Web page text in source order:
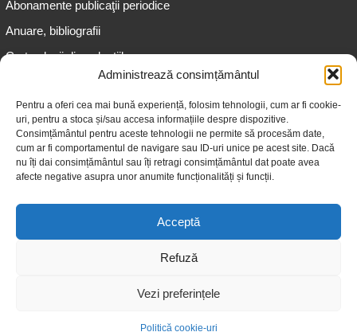
Administrează consimțământul
Pentru a oferi cea mai bună experiență, folosim tehnologii, cum ar fi cookie-
uri, pentru a stoca și/sau accesa informațiile despre dispozitive.
Consimțământul pentru aceste tehnologii ne permite să procesăm date,
cum ar fi comportamentul de navigare sau ID-uri unice pe acest site. Dacă
nu îți dai consimțământul sau îți retragi consimțământul dat poate avea
afecte negative asupra unor anumite funcționalități și funcții.
Acceptă
Refuză
Vezi preferințele
Politică cookie-uri
Abonamente publicaţii periodice
Anuare, bibliografii
Cartea lunii din colecțiile
Informații pentru adolescenți
Informații pentru adulți
Informații pentru seniori
© 2026 Biblioteca Judeţeană „Gheorghe Asachi” Iaşi